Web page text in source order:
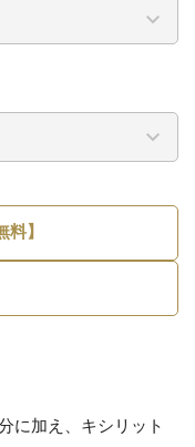
】
に加え、キシリット